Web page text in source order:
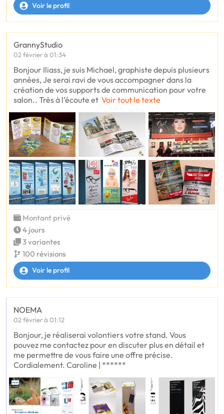
Voir le profil
GrannyStudio
02 février à 01:34
Bonjour Iliass, je suis Michael, graphiste depuis plusieurs
années, Je serai ravi de vous accompagner dans la
création de vos supports de communication pour votre
salon.. Très à l’écoute et Voir tout le texte
Montant privé
4 jours
3 variantes
100 révisions
Voir le profil
NOEMA
02 février à 01:12
Bonjour, je réaliserai volontiers votre stand. Vous
pouvez me contactez pour en discuter plus en détail et
me permettre de vous faire une offre précise.
Cordialement. Caroline | ******